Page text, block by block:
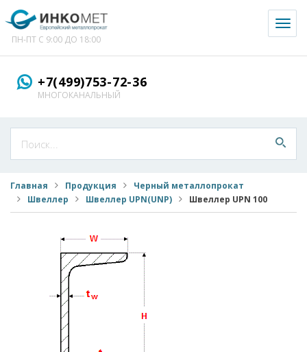
ПН-ПТ С 9:00 ДО 18:00
+7(499)753-72-36
МНОГОКАНАЛЬНЫЙ
Главная Продукция
Черный металлопрокат
Швеллер
Швеллер UPN(UNP) Швеллер UPN 100